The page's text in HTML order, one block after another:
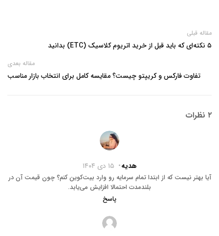
مقاله قبلی
۵ نکته‌ای که باید قبل از خرید اتریوم کلاسیک (ETC) بدانید
مقاله بعدی
تفاوت فارکس و کریپتو چیست؟ مقایسه کامل برای انتخاب بازار مناسب
۲ نظرات
هدیه ۱۵ دی ۱۴۰۴
آیا بهتر نیست که از ابتدا تمام سرمایه رو وارد بیت‌کوین کنم؟ چون قیمت آن در
بلندمدت احتمالا افزایش می‌یابد.
پاسخ